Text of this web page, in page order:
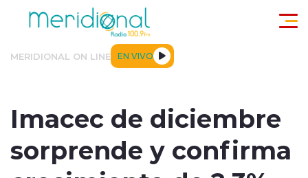
Click acá para ir directamente al contenido
MERIDIONAL ON LINE EN VIVO
Imacec de diciembre
sorprende y confirma